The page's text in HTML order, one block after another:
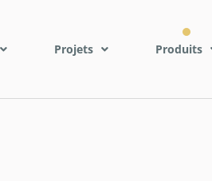
Projets Produits